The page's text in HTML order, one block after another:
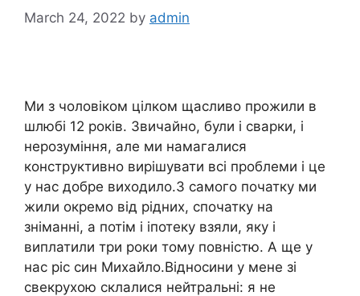
March 24, 2022 by admin
Ми з чоловіком цілком щасливо прожили в
шлюбі 12 років. Звичайно, були і сварки, і
нерозуміння, але ми намагалися
конструктивно вирішувати всі проблеми і це
у нас добре виходило.З самого початку ми
жили окремо від рідних, спочатку на
зніманні, а потім і іпотеку взяли, яку і
виплатили три роки тому повністю. А ще у
нас ріс син Михайло.Відносини у мене зі
свекрухою склалися нейтральні: я не